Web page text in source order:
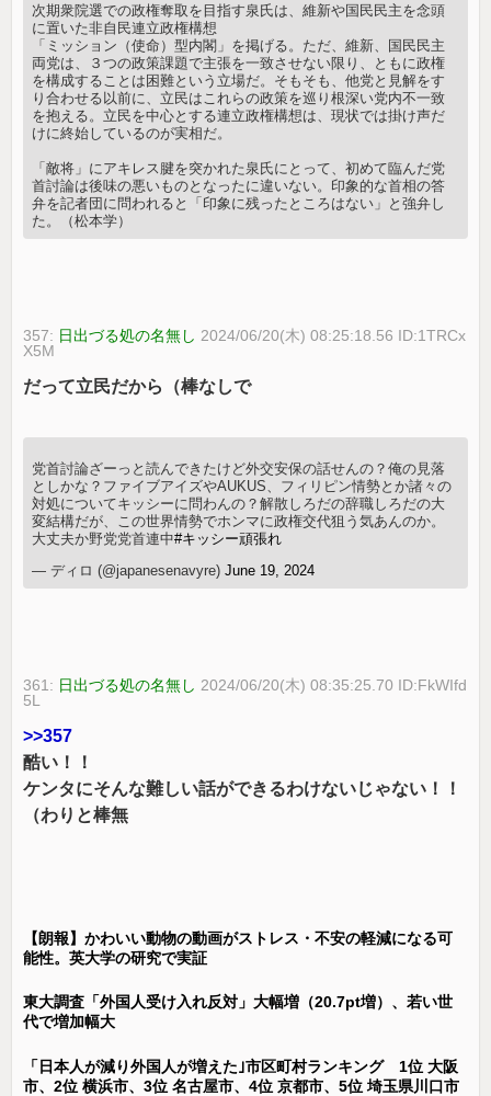
次期衆院選での政権奪取を目指す泉氏は、維新や国民民主を念頭
に置いた非自民連立政権構想
「ミッション（使命）型内閣」を掲げる。ただ、維新、国民民主
両党は、３つの政策課題で主張を一致させない限り、ともに政権
を構成することは困難という立場だ。そもそも、他党と見解をす
り合わせる以前に、立民はこれらの政策を巡り根深い党内不一致
を抱える。立民を中心とする連立政権構想は、現状では掛け声だ
けに終始しているのが実相だ。
「敵将」にアキレス腱を突かれた泉氏にとって、初めて臨んだ党
首討論は後味の悪いものとなったに違いない。印象的な首相の答
弁を記者団に問われると「印象に残ったところはない」と強弁し
た。（松本学）
357: 日出づる処の名無し 2024/06/20(木) 08:25:18.56 ID:1TRCx
X5M
だって立民だから（棒なしで
党首討論ざーっと読んできたけど外交安保の話せんの？俺の見落
としかな？ファイブアイズやAUKUS、フィリピン情勢とか諸々の
対処についてキッシーに問わんの？解散しろだの辞職しろだの大
変結構だが、この世界情勢でホンマに政権交代狙う気あんのか。
大丈夫か野党党首連中#キッシー頑張れ
— ディロ (@japanesenavyre)June 19, 2024
361: 日出づる処の名無し 2024/06/20(木) 08:35:25.70 ID:FkWIfd
5L
>>357
酷い！！
ケンタにそんな難しい話ができるわけないじゃない！！
（わりと棒無
【朗報】かわいい動物の動画がストレス・不安の軽減になる可
能性。英大学の研究で実証
東大調査「外国人受け入れ反対」大幅増（20.7pt増）、若い世
代で増加幅大
「日本人が減り外国人が増えた｣市区町村ランキング 1位 大阪
市、2位 横浜市、3位 名古屋市、4位 京都市、5位 埼玉県川口市